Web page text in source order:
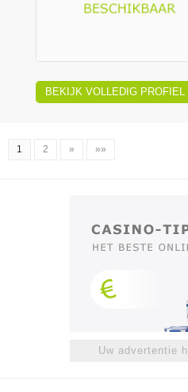
BEKIJK VOLLEDIG PROFIEL
1 2 » »»
Uw advertentie